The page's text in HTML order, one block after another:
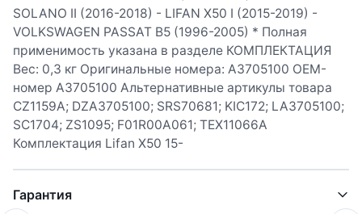
SOLANO II (2016-2018) - LIFAN X50 I (2015-2019) -
VOLKSWAGEN PASSAT B5 (1996-2005) * Полная
применимость указана в разделе КОМПЛЕКТАЦИЯ
Вес: 0,3 кг Оригинальные номера: A3705100 OEM-
номер A3705100 Альтернативные артикулы товара
CZ1159A; DZA3705100; SRS70681; KIC172; LA3705100;
SC1704; ZS1095; F01R00A061; TEX11066A
Комплектация Lifan X50 15-
Гарантия